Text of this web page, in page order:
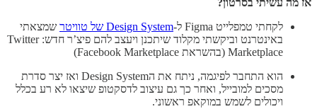
אז מה עשיתי בסרטון?
לקחתי טמפלייט Figma ל-
Design System של טוויטר
שמצאתי
באינטרנט וביקשתי מקלוד שיתכנן ויעצב להם פיצ’ר חדש: Twitter
Marketplace (בהשראת Facebook Marketplace)
הוא התחבר לפיגמה, ניתח את הDesign System ואז יצר סדרת
מסכים למובייל, ואחר כך גם עיצוב לדסקטופ שיצאו לא רע בכלל
ויכולים לשמש במוקאפ ראשוני.